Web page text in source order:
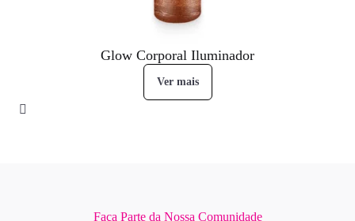
Glow Corporal Iluminador
Ver mais
Faça Parte da Nossa Comunidade